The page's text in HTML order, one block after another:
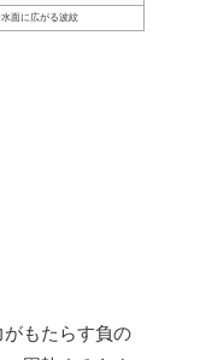
面に広がる波紋
もたらす負の